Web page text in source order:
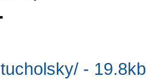
- 19.8kb